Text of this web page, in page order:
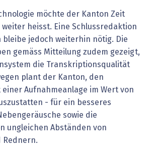
möchte der Kanton Zeit
weiter heisst. Eine Schlussredaktion
jedoch weiterhin nötig. Die
gemäss Mitteilung zudem gezeigt,
die Transkriptionsqualität
plant der Kanton, den
Aufnahmeanlage im Wert von
- für ein besseres
sowie die
ungleichen Abständen von
Rednern.